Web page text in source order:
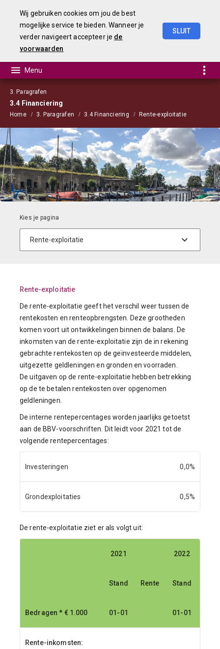
3. Paragrafen
3.4 Financiering
Home 3. Paragrafen 3.4 Financiering Rente-exploitatie
Rente-exploitatie
De rente-exploitatie geeft het verschil weer tussen de
rentekosten en renteopbrengsten. Deze grootheden
komen voort uit ontwikkelingen binnen de balans. De
inkomsten van de rente-exploitatie zijn de in rekening
gebrachte rentekosten op de geïnvesteerde middelen,
uitgezette geldleningen en gronden en voorraden.
De uitgaven op de rente-exploitatie hebben betrekking
op de te betalen rentekosten over opgenomen
geldleningen.
De interne rentepercentages worden jaarlijks getoetst
aan de BBV-voorschriften. Dit leidt voor 2021 tot de
volgende rentepercentages:
Investeringen 0,0%
Grondexploitaties 0,5%
De rente-exploitatie ziet er als volgt uit:
2021 2022
Stand Rente Stand
Bedragen * € 1.000 01-01 01-01
Rente-inkomsten:
Wij gebruiken cookies om jou de best
mogelijke service te bieden. Wanneer je
verder navigeert accepteer je de
voorwaarden
SLUIT